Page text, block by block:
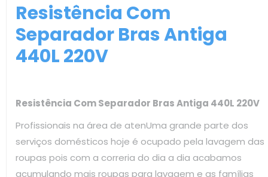
Resistência Com
Separador Bras Antiga
440L 220V
Resistência Com Separador Bras Antiga 440L 220V
Profissionais na área de atenUma grande parte dos
serviços domésticos hoje é ocupado pela lavagem das
roupas pois com a correria do dia a dia acabamos
acumulando mais roupas para lavagem e as famílias